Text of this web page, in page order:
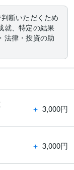
断いただくため
就、特定の結果
法律・投資の助
＋ 3,000円
＋ 3,000円